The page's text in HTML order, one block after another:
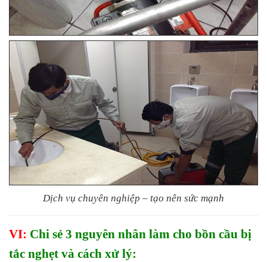
Dịch vụ chuyên nghiệp – tạo nên sức mạnh
VI: Chi sẻ 3 nguyên nhân làm cho bồn cầu bị
tắc nghẹt và cách xử lý: